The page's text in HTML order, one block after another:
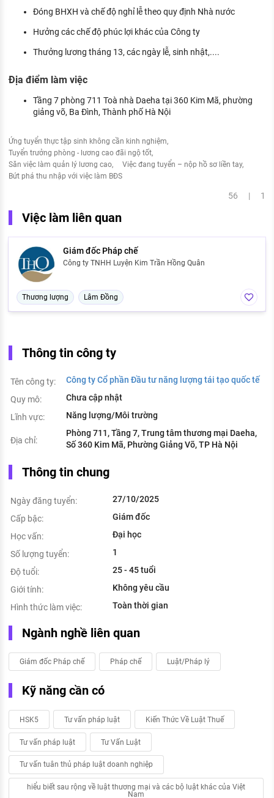
Đóng BHXH và chế độ nghỉ lễ theo quy định Nhà nước
Hưởng các chế độ phúc lợi khác của Công ty
Thưởng lương tháng 13, các ngày lễ, sinh nhật,....
Địa điểm làm việc
Tầng 7 phòng 711 Toà nhà Daeha tại 360 Kim Mã, phường
giảng võ, Ba Đình, Thành phố Hà Nội
Ứng tuyển thực tập sinh không cần kinh nghiệm
Tuyển trưởng phòng - lương cao đãi ngộ tốt
Săn việc làm quản lý lương cao
Việc đang tuyển – nộp hồ sơ liền tay
Bứt phá thu nhập với việc làm BĐS
56 | 1
Việc làm liên quan
Giám đốc Pháp chế
Công ty TNHH Luyện Kim Trần Hồng Quân
Thương lượng Lâm Đồng
Thông tin công ty
Tên công ty:
Công ty Cổ phần Đầu tư năng lượng tái tạo quốc tế
Quy mô:
Chưa cập nhật
Lĩnh vực:
Năng lượng/Môi trường
Địa chỉ:
Phòng 711, Tầng 7, Trung tâm thương mại Daeha,
Số 360 Kim Mã, Phường Giảng Võ, TP Hà Nội
Thông tin chung
Ngày đăng tuyển:
27/10/2025
Cấp bậc:
Giám đốc
Học vấn:
Đại học
Số lượng tuyển:
1
Độ tuổi:
25 - 45 tuổi
Giới tính:
Không yêu cầu
Hình thức làm việc:
Toàn thời gian
Ngành nghề liên quan
Giám đốc Pháp chế Pháp chế Luật/Pháp lý
Kỹ năng cần có
HSK5 Tư vấn pháp luật Kiến Thức Về Luật Thuế
Tư vấn pháp luật Tư Vấn Luật
Tư vấn tuân thủ pháp luật doanh nghiệp
hiểu biết sau rộng về luật thương mại và các bộ luật khác của Việt
Nam